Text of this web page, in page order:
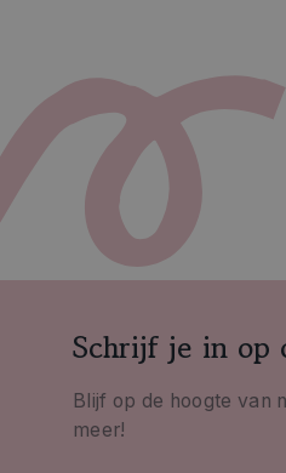
Schrijf je in op
Blijf op de hoogte van
meer!